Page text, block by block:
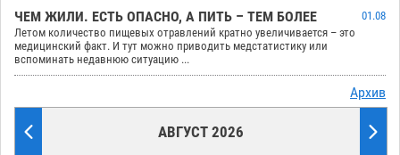
ЧЕМ ЖИЛИ. ЕСТЬ ОПАСНО, А ПИТЬ – ТЕМ БОЛЕЕ
01.08
Летом количество пищевых отравлений кратно увеличивается – это
медицинский факт. И тут можно приводить медстатистику или
вспоминать недавнюю ситуацию ...
Архив
АВГУСТ 2026